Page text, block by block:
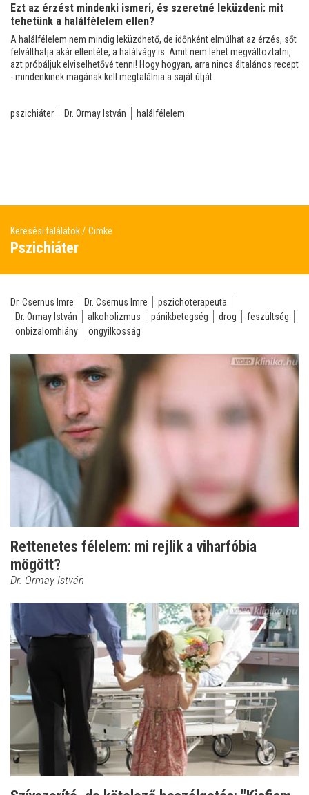
Ezt az érzést mindenki ismeri, és szeretné leküzdeni: mit
tehetünk a halálfélelem ellen?
A halálfélelem nem mindig leküzdhető, de időnként elmúlhat az érzés, sőt
felválthatja akár ellentéte, a halálvágy is. Amit nem lehet megváltoztatni,
azt próbáljuk elviselhetővé tenni! Hogy hogyan, arra nincs általános recept
- mindenkinek magának kell megtalálnia a saját útját.
pszichiáter Dr. Ormay István halálfélelem
Keresési találatok Cimke
Pszichiáter
Dr. Csernus Imre Dr. Csernus Imre
pszichoterapeuta
Dr. Ormay István
alkoholizmus pánikbetegség drog
feszültség
önbizalomhiány
öngyilkosság
Rettenetes félelem: mi rejlik a viharfóbia
mögött?
Dr. Ormay István